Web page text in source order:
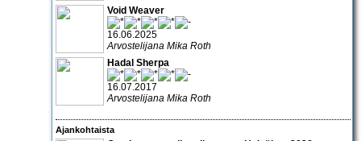
Void Weaver
16.06.2025
Arvostelijana Mika Roth
Hadal Sherpa
16.07.2017
Arvostelijana Mika Roth
Ajankohtaista